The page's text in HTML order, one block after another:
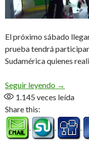
El próximo sábado
prueba tendrá
Sudamérica quienes
Seguir leyendo →
1.145 veces leída
Share this: